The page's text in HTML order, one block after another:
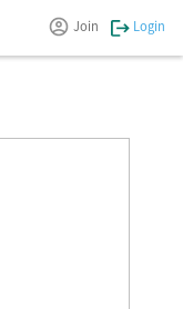
Join Login